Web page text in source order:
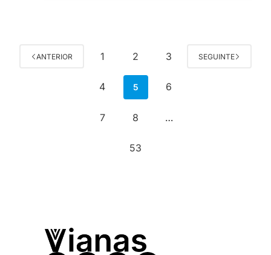
ANTERIOR 1 2 3
4 5 6
7 8 …
53
SEGUINTE